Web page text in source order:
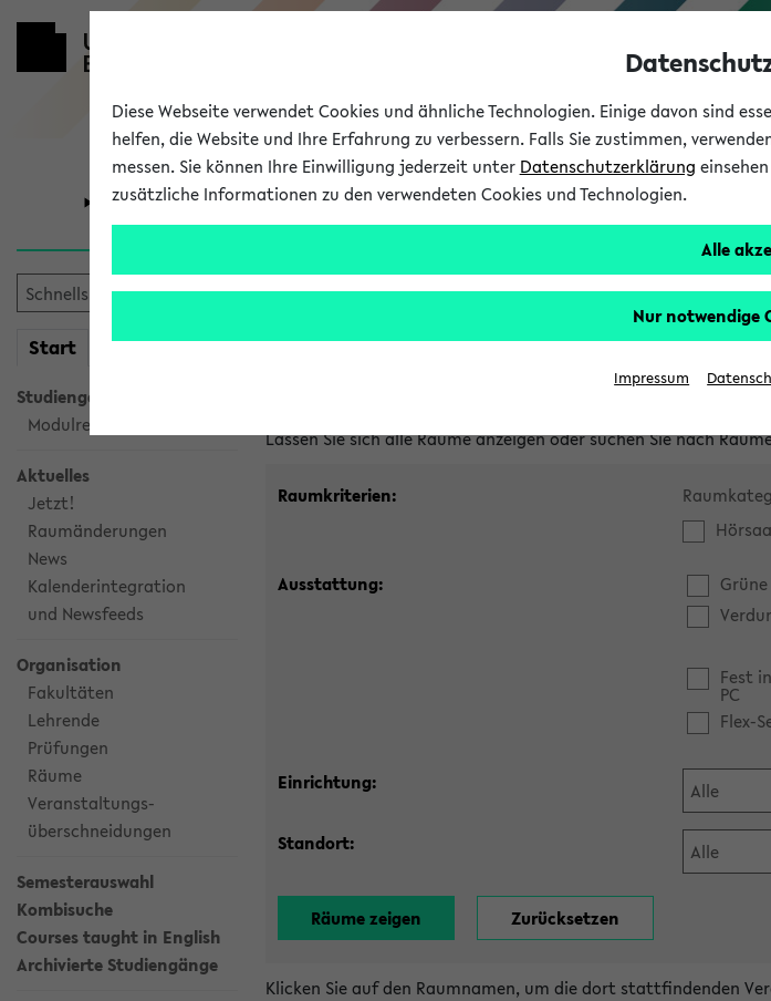
Universität Forschung Studium
Start meineKVV
Studiengangsauswahl
Modulrecherche
Aktuelles
Jetzt!
Raumänderungen
News
Kalenderintegration
und Newsfeeds
Organisation
Fakultäten
Lehrende
Prüfungen
Räume
Veranstaltungs-
überschneidungen
Semesterauswahl
Kombisuche
Courses taught in English
Archivierte Studiengänge
Im eKVV verwaltete Räume
Lassen Sie sich alle Räume anzeigen oder suchen Sie nach
Raumkriterien:
Ausstattung:
Fest
PC
Flex-
Einrichtung:
Standort:
Klicken Sie auf den Raumnamen, um die dort stattfindenden
Diese Webseite verwendet Cookies und ähnliche Technologien. Einige davon sind
helfen, die Website und Ihre Erfahrung zu verbessern. Falls Sie zustimmen,
messen. Sie können Ihre Einwilligung jederzeit unter Datenschutzerklärung
zusätzliche Informationen zu den verwendeten Cookies und Technologien.
Alle
Nur notwendige
Impressum